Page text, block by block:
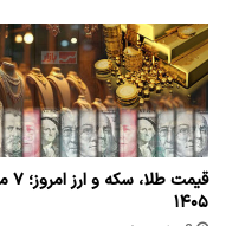
قیمت
۱۴۰۵